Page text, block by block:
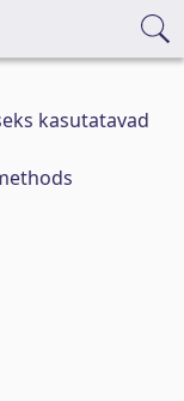
kasutatavad